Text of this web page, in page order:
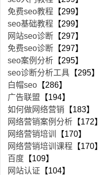
免费seo教程 【299】
seo基础教程 【299】
网站seo诊断 【297】
免费seo诊断 【297】
seo案例分析 【295】
seo诊断分析工具 【295】
白帽seo 【286】
广告联盟 【194】
如何做网络营销 【183】
网络营销案例分析 【172】
网络营销培训
【170】
网络营销培训课程 【170】
百度 【109】
网站认证 【104】